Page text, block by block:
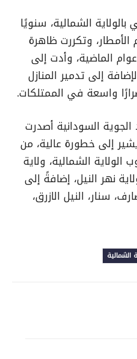
الشمالية، سنويًا
وتكررت ظاهرة
الماضية، وأدت إلى
إلى تدمير المنازل
واسعة في الممتلكات.
الجوية السودانية أصدرت
يشير إلى خطورة عالية، من
الشمالية، ولاية
نهر النيل، إضافةً إلى
سنار، النيل الازرق،
الشمالية